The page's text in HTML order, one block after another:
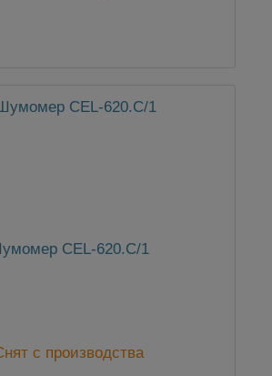
CEL-620.C/1
с производства